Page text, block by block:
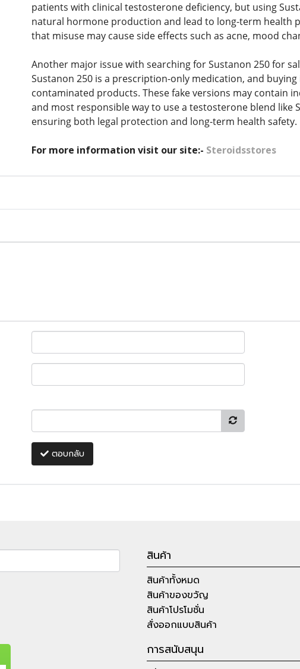
patients with clinical testosterone deficiency, but using
natural hormone production and lead to long-term health
that misuse may cause side effects such as acne, mood
Another major issue with searching for Sustanon 250 for
Sustanon 250 is a prescription-only medication, and
contaminated products. These fake versions may contain
and most responsible way to use a testosterone blend
ensuring both legal protection and long-term health safety.
For more information visit our site:- Steroidsstores
ตอบกลับ
สินค้า
สินค้าทั้งหมด
สินค้าของขวัญ
สินค้าโปรโมชั่น
สั่งออกแบบสินค้า
การสนับสนุน